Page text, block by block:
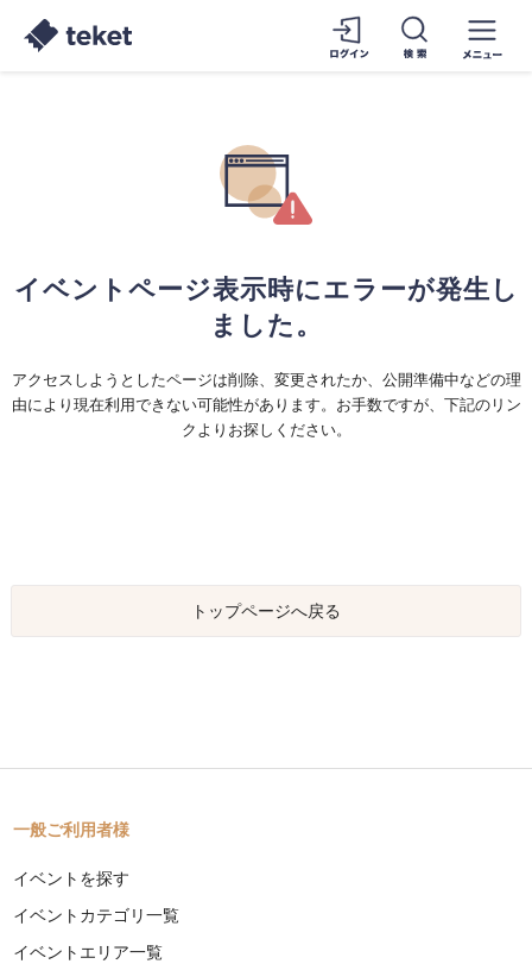
イベントページ表示時にエラーが発生し
ました。
アクセスしようとしたページは削除、変更されたか、公開準備中などの理
由により現在利用できない可能性があります。お手数ですが、下記のリン
クよりお探しください。
トップページへ戻る
一般ご利用者様
イベントを探す
イベントカテゴリ一覧
イベントエリア一覧